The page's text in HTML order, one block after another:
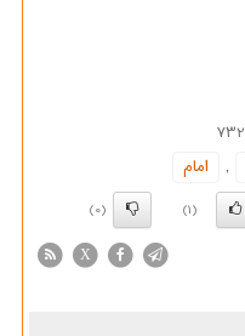
732
,
امام
(1)
(0)
X